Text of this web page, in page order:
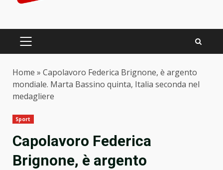
PRIMARY
Home » Capolavoro Federica Brignone, è argento
mondiale. Marta Bassino quinta, Italia seconda nel
medagliere
Sport
Capolavoro Federica
Brignone, è argento